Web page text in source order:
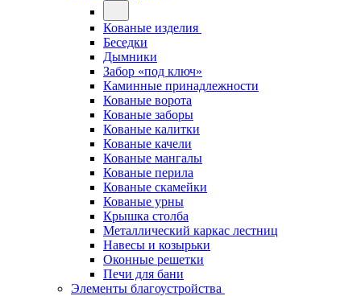
Кованые изделия
Беседки
Дымники
Забор «под ключ»
Каминные принадлежности
Кованые ворота
Кованые заборы
Кованые калитки
Кованые качели
Кованые мангалы
Кованые перила
Кованые скамейки
Кованые урны
Крышка столба
Металлический каркас лестниц
Навесы и козырьки
Оконные решетки
Печи для бани
Элементы благоустройства